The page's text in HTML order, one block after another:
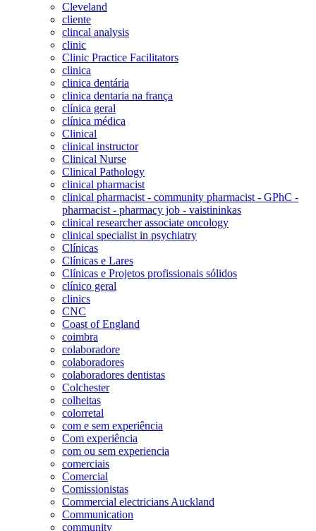
Cleveland
cliente
clincal analysis
clinic
Clinic Practice Facilitators
clinica
clinica dentária
clinica dentaria na frança
clínica geral
clínica médica
Clinical
clinical instructor
Clinical Nurse
Clinical Pathology
clinical pharmacist
clinical pharmacist - community pharmacist - GPhC -
pharmacist - pharmacy job - vaistininkas
clinical researcher associate oncology
clinical specialist in psychiatry
Clínicas
Clínicas e Lares
Clínicas e Projetos profissionais sólidos
clínico geral
clinics
CNC
Coast of England
coimbra
colaboradore
colaboradores
colaboradores dentistas
Colchester
colheitas
colorretal
com e sem experiência
Com experiência
com ou sem experiencia
comerciais
Comercial
Comissionistas
Commercial electricians Auckland
Communication
community